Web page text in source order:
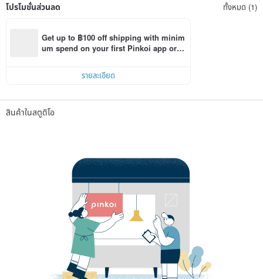
โปรโมชั่นส่วนลด ทั้งหมด (1)
Get up to ฿100 off shipping with minim
um spend on your first Pinkoi app orde
รายละเอียด
สินค้าในสตูดิโอ